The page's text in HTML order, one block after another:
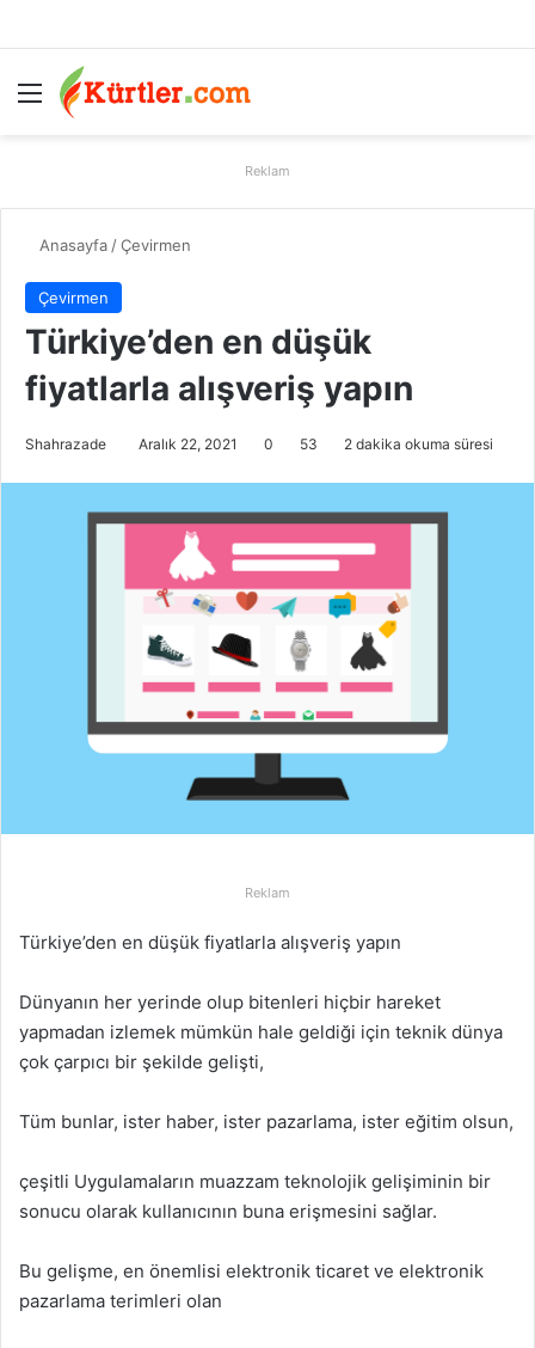
Menü
Reklam
Anasayfa /Çevirmen
Çevirmen
Türkiye’den en düşük
fiyatlarla alışveriş yapın
Shahrazade Aralık 22, 2021 0 53 2 dakika okuma süresi
Reklam
Türkiye’den en düşük fiyatlarla alışveriş yapın
Dünyanın her yerinde olup bitenleri hiçbir hareket
yapmadan izlemek mümkün hale geldiği için teknik dünya
çok çarpıcı bir şekilde gelişti,
Tüm bunlar, ister haber, ister pazarlama, ister eğitim olsun,
çeşitli Uygulamaların muazzam teknolojik gelişiminin bir
sonucu olarak kullanıcının buna erişmesini sağlar.
Bu gelişme, en önemlisi elektronik ticaret ve elektronik
pazarlama terimleri olan